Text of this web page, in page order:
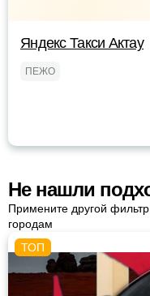
Яндекс Такси Актау
ПЕЖО
Не нашли
Примените другой
городам